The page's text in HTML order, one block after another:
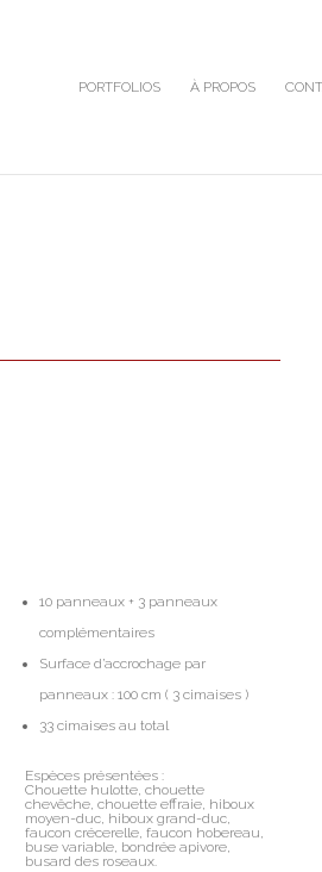
PORTFOLIOS À PROPOS
10 panneaux + 3 panneaux
complémentaires
Surface d’accrochage par
panneaux : 100 cm ( 3 cimaises )
33 cimaises au total
Espèces présentées :
Chouette hulotte, chouette
chevêche, chouette effraie, hiboux
moyen-duc, hiboux grand-duc,
faucon crécerelle, faucon hobereau,
buse variable, bondrée apivore,
busard des roseaux.